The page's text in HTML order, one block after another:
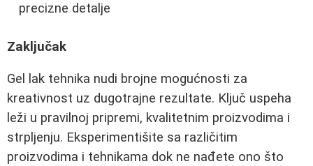
precizne detalje
Zaključak
Gel lak tehnika nudi brojne mogućnosti za
kreativnost uz dugotrajne rezultate. Ključ uspeha
leži u pravilnoj pripremi, kvalitetnim proizvodima i
strpljenju. Eksperimentišite sa različitim
proizvodima i tehnikama dok ne nađete ono što